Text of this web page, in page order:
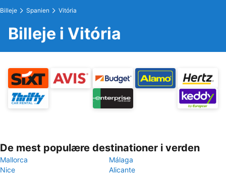
Billeje Spanien Vitória
Billeje i Vitória
De mest populære destinationer i verden
Mallorca
Málaga
Nice
Alicante